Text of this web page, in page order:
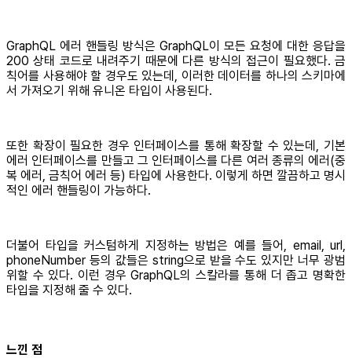
GraphQL 에러 핸들링 방식은 GraphQL이 모든 요청에 대한 응답을
200 상태 코드로 내려주기 때문에 다른 방식의 접근이 필요했다. 금
칙어를 사용해야 할 경우도 있는데, 이러한 데이터를 하나의 스키마에
서 가져오기 위해 유니온 타입이 사용된다.
또한 확장이 필요한 경우 인터페이스를 통해 확장할 수 있는데, 기본
에러 인터페이스를 만들고 그 인터페이스를 다른 여러 종류의 에러(중
복 에러, 금칙어 에러 등) 타입에 사용한다. 이렇게 하면 깔끔하고 명시
적인 에러 핸들링이 가능하다.
더불어 타입을 커스텀하게 지정하는 방법은 예를 들어, email, url,
phoneNumber 등의 값들은 string으로 받을 수도 있지만 너무 광범
위할 수 있다. 이런 경우 GraphQL의 스칼라를 통해 더 좁고 명확한
타입을 지정해 줄 수 있다.
느낀 점